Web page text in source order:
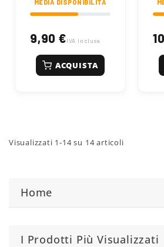
MEDIA DISPONIBILITÀ
9,90 €IVA inclusa
ACQUISTA
Visualizzati 1-14 su 14 articoli
Home
I Prodotti Più Visualizzati